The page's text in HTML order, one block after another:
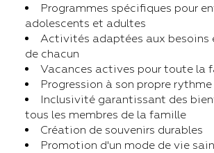
Programmes spécifiques pour
adolescents et adultes
Activités adaptées aux besoins
de chacun
Vacances actives pour toute la
Progression à son propre rythme
Inclusivité garantissant des
tous les membres de la famille
Création de souvenirs durables
Promotion d'un mode de vie sain